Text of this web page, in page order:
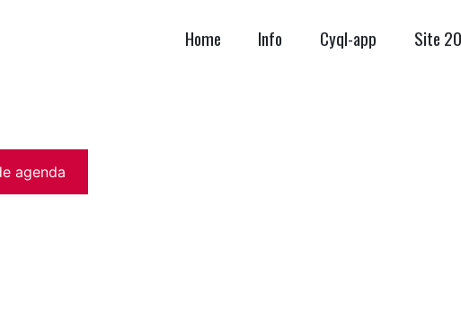
Home Info Cyql-app Site
agenda